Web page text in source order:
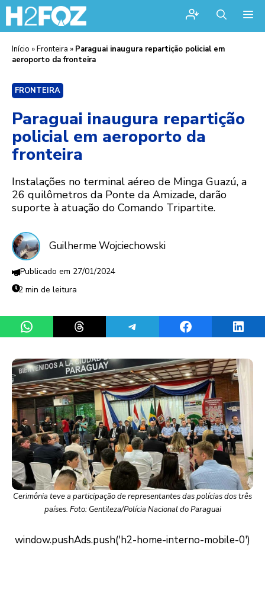
Início »Fronteira » Paraguai inaugura repartição policial em
aeroporto da fronteira
FRONTEIRA
Paraguai inaugura repartição
policial em aeroporto da
fronteira
Instalações no terminal aéreo de Minga Guazú, a
26 quilômetros da Ponte da Amizade, darão
suporte à atuação do Comando Tripartite.
Guilherme Wojciechowski
27/01/2024
2 min de leitura
Share on WhatsAppShare on ThreadsShare on TelegramShare on Facebook
Cerimônia teve a participação de representantes das polícias dos três
países. Foto: Gentileza/Polícia Nacional do Paraguai